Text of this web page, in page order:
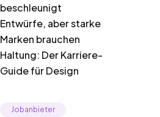
beschleunigt
Entwürfe, aber starke
Marken brauchen
Haltung: Der Karriere-
Guide für Design
Jobanbieter